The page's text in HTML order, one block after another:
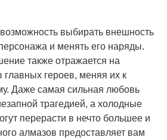
возможность выбирать внешность
и менять его наряды.
также отражается на
главных героев, меняя их к
Даже самая сильная любовь
трагедией, а холодные
перерасти в нечто большее и
алмазов предоставляет вам